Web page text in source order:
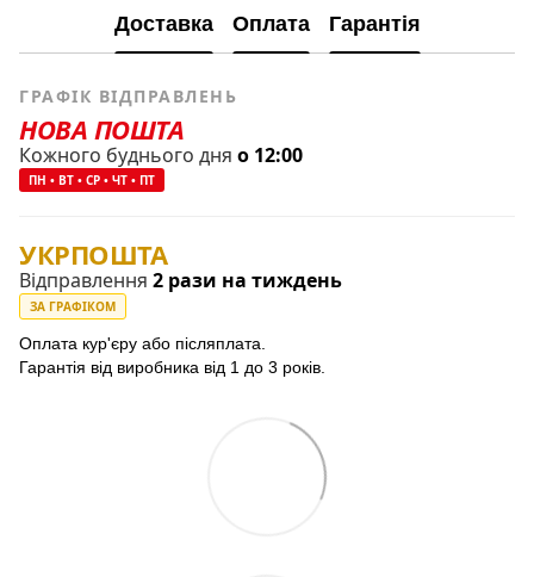
Доставка Оплата Гарантія
ГРАФІК ВІДПРАВЛЕНЬ
НОВА ПОШТА
Кожного буднього дня о 12:00
ПН • ВТ • СР • ЧТ • ПТ
УКРПОШТА
Відправлення 2 рази на тиждень
ЗА ГРАФІКОМ
Оплата кур'єру або післяплата.
Гарантія від виробника від 1 до 3 років.